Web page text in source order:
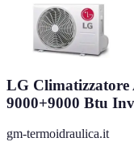
LG
9000+9000 Btu
gm-termoidraulica.it